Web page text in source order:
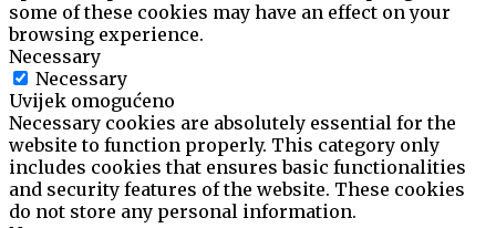
some of these cookies may have an effect on your
browsing experience.
Necessary
Necessary
Uvijek omogućeno
Necessary cookies are absolutely essential for the
website to function properly. This category only
includes cookies that ensures basic functionalities
and security features of the website. These cookies
do not store any personal information.